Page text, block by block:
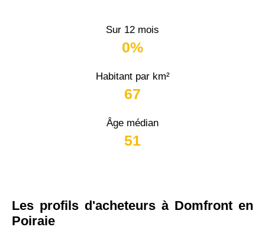
Sur 12 mois
0%
Habitant par km²
67
Âge médian
51
Les profils d'acheteurs à Domfront en
Poiraie